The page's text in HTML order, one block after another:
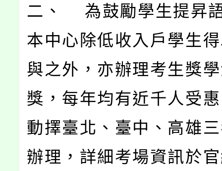
二、 為鼓勵學生提昇
本中心除低收入戶學生
與之外，亦辦理考生獎
獎，每年均有近千人受
動擇臺北、臺中、高雄
辦理，詳細考場資訊於